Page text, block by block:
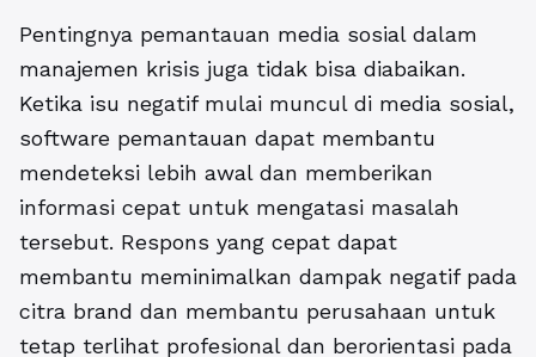
Pentingnya pemantauan media sosial dalam
manajemen krisis juga tidak bisa diabaikan.
Ketika isu negatif mulai muncul di media sosial,
software pemantauan dapat membantu
mendeteksi lebih awal dan memberikan
informasi cepat untuk mengatasi masalah
tersebut. Respons yang cepat dapat
membantu meminimalkan dampak negatif pada
citra brand dan membantu perusahaan untuk
tetap terlihat profesional dan berorientasi pada